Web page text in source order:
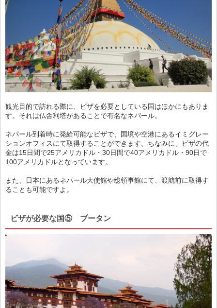
観光目的で訪れる際に、ビザを必要としている国はほかにもありま
す。それは仏舎利塔があることで有名なネパール。
ネパール到着時に発給可能なビザで、国境や空港にあるイミグレー
ションオフィスにて取得することができます。ちなみに、ビザの代
金は15日間で25アメリカドル・30日間で40アメリカドル・90日で
100アメリカドルとなっています。
また、日本にあるネパール大使館や総領事館にて、渡航前に取得す
ることも可能ですよ。
ビザが必要な国⑤ ブータン